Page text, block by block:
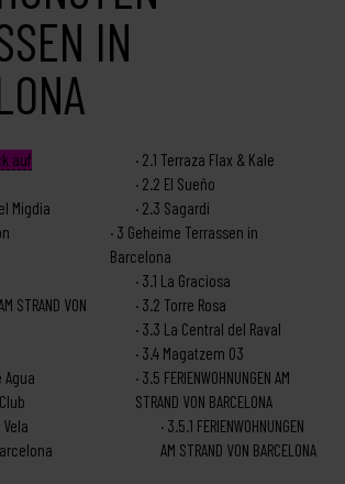
IN
auf
Migdia
STRAND VON
Agua
2.1 Terraza Flax & Kale
2.2 El Sueño
2.3 Sagardi
3 Geheime Terrassen in
Barcelona
3.1 La Graciosa
3.2 Torre Rosa
3.3 La Central del Raval
3.4Magatzem 03
3.5 FERIENWOHNUNGEN AM
STRAND VON BARCELONA
3.5.1 FERIENWOHNUNGEN
AM STRAND VON BARCELONA